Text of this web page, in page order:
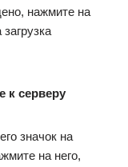
нажмите на
к серверу
значок на
на него,